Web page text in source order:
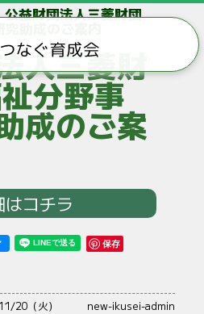
公益財団法人三菱財団
助成のご案内
人三菱財
分野事
成のご案
はコチラ
保存
20（火） new-ikusei-admin